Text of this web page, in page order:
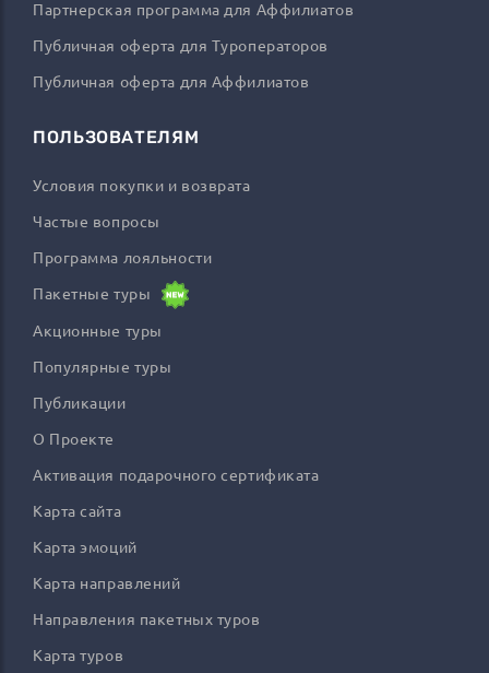
Партнерская программа для Аффилиатов
Публичная оферта для Туроператоров
Публичная оферта для Аффилиатов
ПОЛЬЗОВАТЕЛЯМ
Условия покупки и возврата
Частые вопросы
Программа лояльности
Пакетные туры
Акционные туры
Популярные туры
Публикации
О Проекте
Активация подарочного сертификата
Карта сайта
Карта эмоций
Карта направлений
Направления пакетных туров
Карта туров